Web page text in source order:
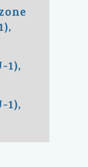
1),
1),